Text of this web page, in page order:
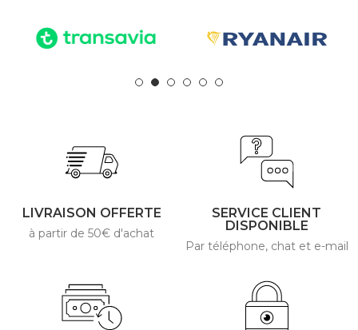
LIVRAISON OFFERTE
à partir de 50€ d'achat
SERVICE CLIENT
DISPONIBLE
Par téléphone, chat et e-mail